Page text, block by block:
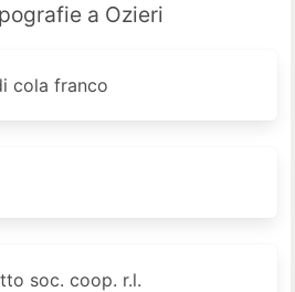
a Ozieri
cola franco
soc. coop. r.l.